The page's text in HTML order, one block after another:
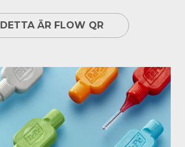
DETTA ÄR FLOW QR